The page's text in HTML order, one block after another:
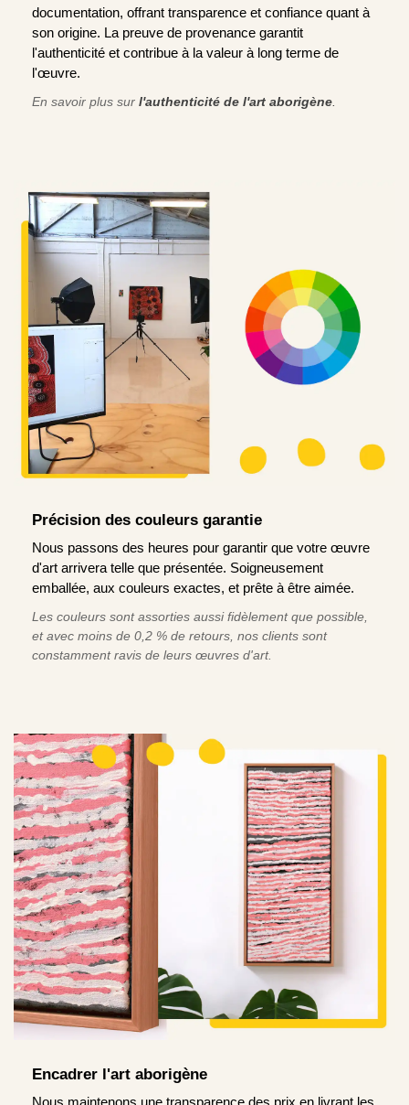
documentation, offrant transparence et confiance quant à
son origine. La preuve de provenance garantit
l'authenticité et contribue à la valeur à long terme de
l'œuvre.
En savoir plus sur l'authenticité de l'art aborigène
Précision des couleurs garantie
Nous passons des heures pour garantir que votre œuvre
d'art arrivera telle que présentée. Soigneusement
emballée, aux couleurs exactes, et prête à être aimée.
Les couleurs sont assorties aussi fidèlement que possible,
et avec moins de 0,2 % de retours, nos clients sont
constamment ravis de leurs œuvres d'art.
Encadrer l'art aborigène
Nous maintenons une transparence des prix en livrant les